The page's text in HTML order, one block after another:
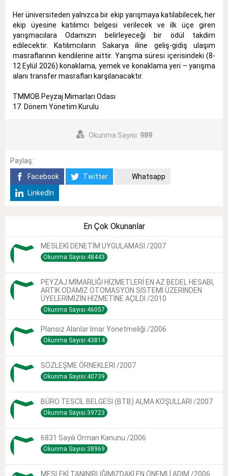
Her üniversiteden yalnızca bir ekip yarışmaya katılabilecek, her
ekip üyesine katılımcı belgesi verilecek ve ilk üçe giren
yarışmacılara Odamızın belirleyeceği bir ödül takdim
edilecektir. Katılımcıların Sakarya iline geliş-gidiş ulaşım
masraflarının kendilerine aittir. Yarışma süresi içerisindeki (8-
12 Eylül 2026) konaklama, yemek ve konaklama yeri – yarışma
alanı transfer masrafları karşılanacaktır.
TMMOB Peyzaj Mimarları Odası
17. Dönem Yönetim Kurulu
Okunma Sayısı: 989
Paylaş:
Facebook
Twitter
Whatsapp
LinkedIn
En Çok Okunanlar
MESLEKİ DENETİM UYGULAMASI /2007
Okunma Sayısı:48443
PEYZAJ MİMARLIĞI HİZMETLERİ EN AZ BEDEL HESABI,
ARTIK ODAMIZ OTOMASYON SİSTEMİ ÜZERİNDEN
ÜYELERİMİZİN HİZMETİNE AÇILDI /2010
Okunma Sayısı:46057
Plansız Alanlar Imar Yönetmeliği /2006
Okunma Sayısı:43814
SÖZLEŞME ÖRNEKLERİ /2007
Okunma Sayısı:40739
BÜRO TESCİL BELGESİ (BTB) ALMA KOŞULLARI /2007
Okunma Sayısı:39723
6831 Sayılı Orman Kanunu /2006
Okunma Sayısı:38969
MESLEKİ TANINIRLIĞIMIZDAKİ EN ÖNEMLİ ADIM /2006